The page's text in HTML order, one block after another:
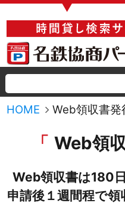
▼
HOME Web領収書発
Web領
Web領収書は180
申請後１週間程で